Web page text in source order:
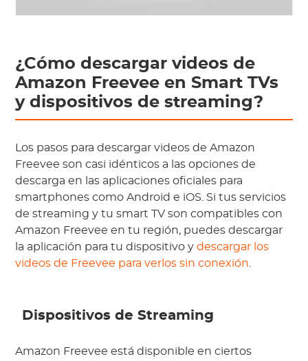
¿Cómo descargar videos de
Amazon Freevee en Smart TVs
y dispositivos de streaming?
Los pasos para descargar videos de Amazon
Freevee son casi idénticos a las opciones de
descarga en las aplicaciones oficiales para
smartphones como Android e iOS. Si tus servicios
de streaming y tu smart TV son compatibles con
Amazon Freevee en tu región, puedes descargar
la aplicación para tu dispositivo ydescargar los
videos de Freevee para verlos sin conexión
Dispositivos de Streaming
Amazon Freevee está disponible en ciertos